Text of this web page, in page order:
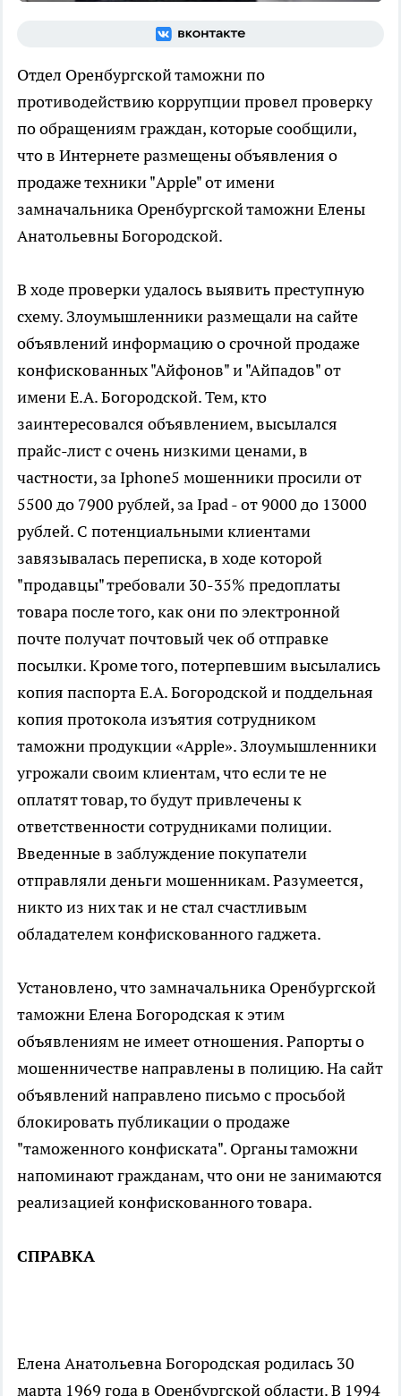
Отдел Оренбургской таможни по
противодействию коррупции провел проверку
по обращениям граждан, которые сообщили,
что в Интернете размещены объявления о
продаже техники "Apple" от имени
замначальника Оренбургской таможни Елены
Анатольевны Богородской.
В ходе проверки удалось выявить преступную
схему. Злоумышленники размещали на сайте
объявлений информацию о срочной продаже
конфискованных "Айфонов" и "Айпадов" от
имени Е.А. Богородской. Тем, кто
заинтересовался объявлением, высылался
прайс-лист с очень низкими ценами, в
частности, за Iphone5 мошенники просили от
5500 до 7900 рублей, за Ipad - от 9000 до 13000
рублей. С потенциальными клиентами
завязывалась переписка, в ходе которой
"продавцы" требовали 30-35% предоплаты
товара после того, как они по электронной
почте получат почтовый чек об отправке
посылки. Кроме того, потерпевшим высылались
копия паспорта Е.А. Богородской и поддельная
копия протокола изъятия сотрудником
таможни продукции «Apple». Злоумышленники
угрожали своим клиентам, что если те не
оплатят товар, то будут привлечены к
ответственности сотрудниками полиции.
Введенные в заблуждение покупатели
отправляли деньги мошенникам. Разумеется,
никто из них так и не стал счастливым
обладателем конфискованного гаджета.
Установлено, что замначальника Оренбургской
таможни Елена Богородская к этим
объявлениям не имеет отношения. Рапорты о
мошенничестве направлены в полицию. На сайт
объявлений направлено письмо с просьбой
блокировать публикации о продаже
"таможенного конфиската". Органы таможни
напоминают гражданам, что они не занимаются
реализацией конфискованного товара.
СПРАВКА
Елена Анатольевна Богородская родилась 30
марта 1969 года в Оренбургской области. В 1994